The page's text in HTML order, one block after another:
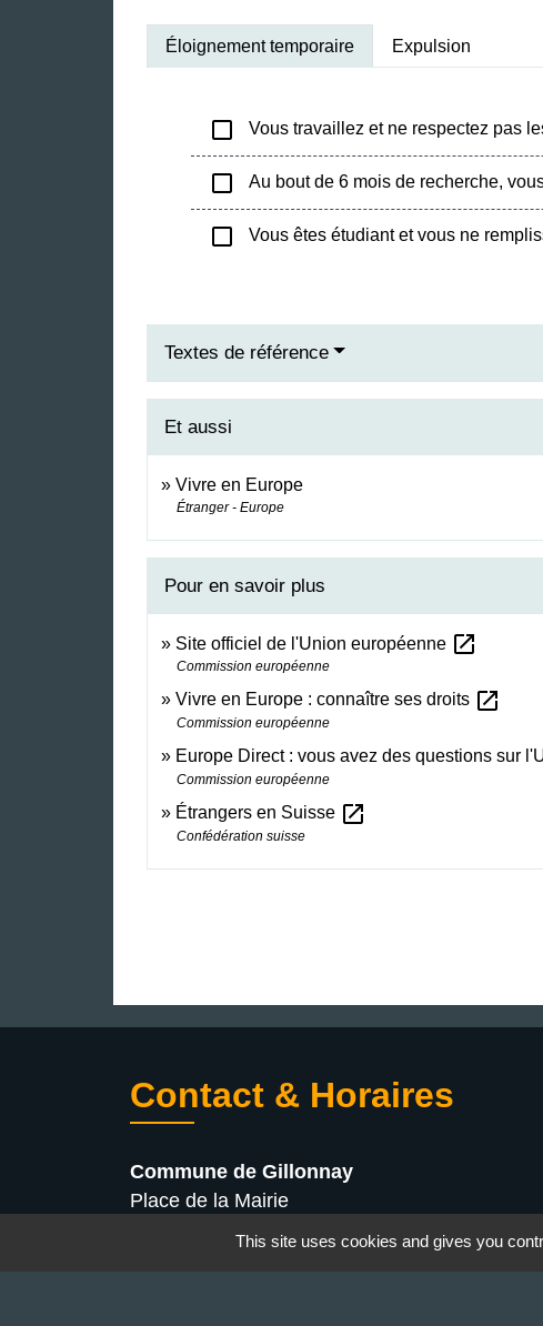
Éloignement temporaire Expulsion
check_box_outline_blank Vous travaillez et ne respectez pas
check_box_outline_blank Au bout de 6 mois de recherche,
check_box_outline_blank Vous êtes étudiant et vous ne
Textes de référence
Et aussi
Vivre en Europe
Étranger - Europe
Pour en savoir plus
Site officiel de l'Union européenne open_in_new
Commission européenne
Vivre en Europe : connaître ses droits open_in_new
Commission européenne
Europe Direct : vous avez des questions sur
Commission européenne
Étrangers en Suisse open_in_new
Confédération suisse
Contact & Horaires
Commune de Gillonnay
Place de la Mairie
This site uses cookies and gives you